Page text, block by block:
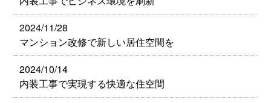
2024/11/28
マンション改修で新しい居住空間を
2024/10/14
内装工事で実現する快適な住空間